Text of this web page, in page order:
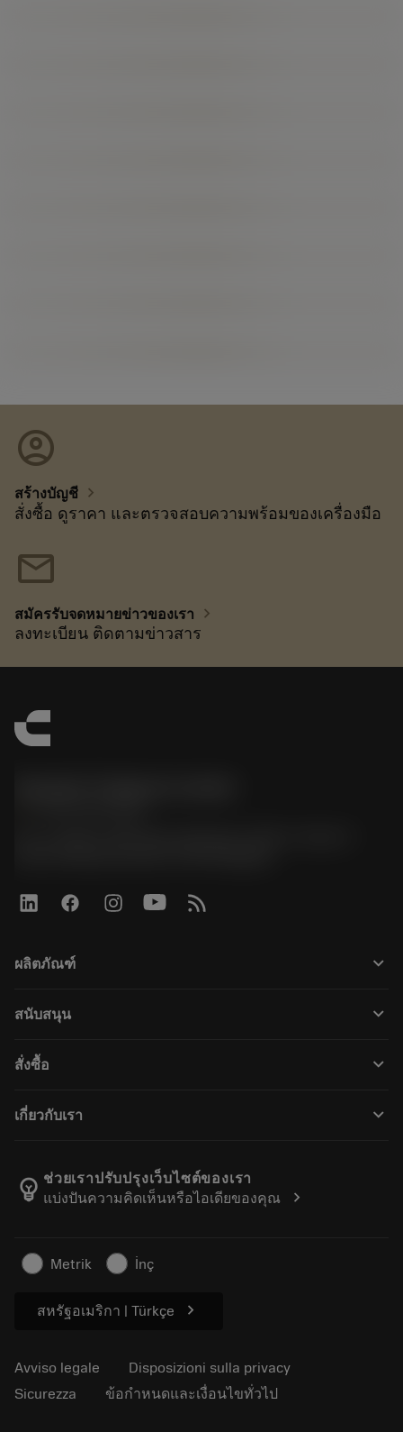
account_circle
สร้างบัญชี chevron_right
สั่งซื้อ ดูราคา และตรวจสอบความพร้อมของเครื่องมือ
mail
สมัครรับจดหมายข่าวของเรา chevron_right
ลงทะเบียน ติดตามข่าวสาร
ผลิตภัณฑ์ keyboard_arrow_down
Tutti i software
Riciclaggio
Tailor Made
สนับสนุน keyboard_arrow_down
Distributori e specialisti
Guide e tutorial
สั่งซื้อ keyboard_arrow_down
Ordine
Traccia il tuo ordine
Fai un preventivo
เกี่ยวกับเรา keyboard_arrow_down
Benessere manifatturiero
Carriera
Articoli
Per pressa
emoji_objects ช่วยเราปรับปรุงเว็บไซต์ของเรา
แบ่งปันความคิดเห็นหรือไอเดียของคุณ
chevron_right
Metrik İnç
สหรัฐอเมริกา | Türkçe chevron_right
Avviso legale
Disposizioni sulla privacy
Sicurezza
ข้อกำหนดและเงื่อนไขทั่วไป